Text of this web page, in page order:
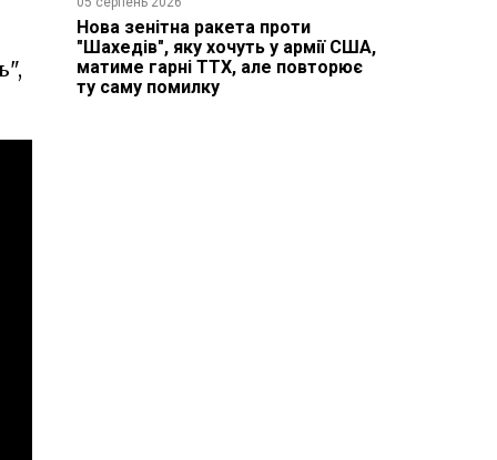
Нова зенітна ракета проти
"Шахедів", яку хочуть у армії США,
матиме гарні ТТХ, але повторює
ту саму помилку